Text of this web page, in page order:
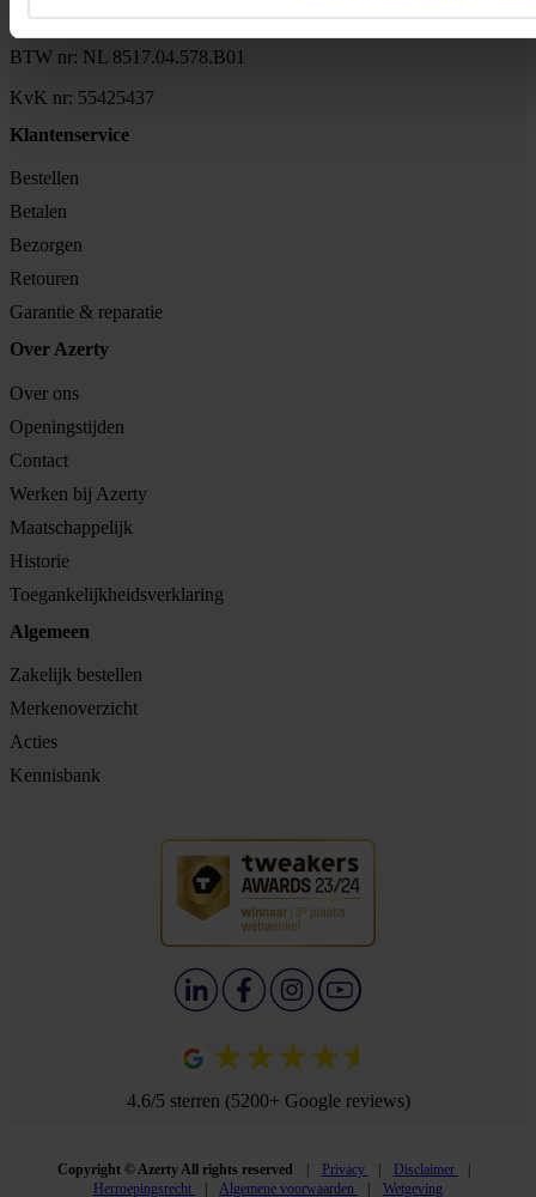
8102 HG Raalte
BTW nr: NL 8517.04.578.B01
KvK nr: 55425437
Klantenservice
Bestellen
Betalen
Bezorgen
Retouren
Garantie & reparatie
Over Azerty
Over ons
Openingstijden
Contact
Werken bij Azerty
Maatschappelijk
Historie
Toegankelijkheidsverklaring
Algemeen
Zakelijk bestellen
Merkenoverzicht
Acties
Kennisbank
4.6/5 sterren (5200+ Google reviews)
Copyright © Azerty All rights reserved Privacy
Disclaimer
Herroepingsrecht
Algemene voorwaarden Wetgeving